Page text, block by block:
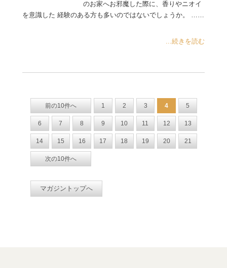
のお家へお邪魔した際に、香りやニオイ
を意識した 経験のある方も多いのではないでしょうか。 ……
...続きを読む
前の10件へ 1 2 3 4 5
6 7 8 9 10 11 12 13
14 15 16 17 18 19 20 21
次の10件へ
マガジントップへ